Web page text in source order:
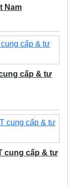
Nam
cấp & tư
cung cấp & tư